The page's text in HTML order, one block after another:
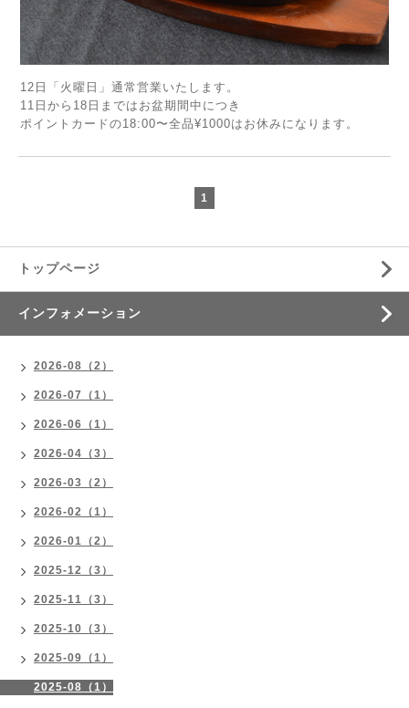
12日「火曜日」通常営業いたします。
11日から18日まではお盆期間中につき
ポイントカードの18:00〜全品¥1000はお休みになります。
1
トップページ
インフォメーション
2026-08（2）
2026-07（1）
2026-06（1）
2026-04（3）
2026-03（2）
2026-02（1）
2026-01（2）
2025-12（3）
2025-11（3）
2025-10（3）
2025-09（1）
2025-08（1）